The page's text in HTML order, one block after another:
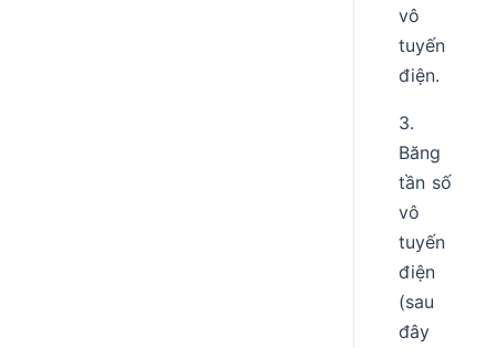
vô
tuyến
điện.
3.
Băng
tần số
vô
tuyến
điện
(sau
đây